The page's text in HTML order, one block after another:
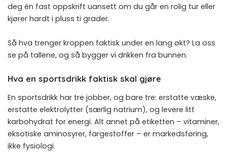
deg én fast oppskrift uansett om du går en rolig tur eller
kjører hardt i pluss ti grader.
Så hva trenger kroppen faktisk under en lang økt? La oss
se på tallene, og så bygger vi drikken fra bunnen.
Hva en sportsdrikk faktisk skal gjøre
En sportsdrikk har tre jobber, og bare tre: erstatte væske,
erstatte elektrolytter (særlig natrium), og levere litt
karbohydrat for energi. Alt annet på etiketten – vitaminer,
eksotiske aminosyrer, fargestoffer – er markedsføring,
ikke fysiologi.